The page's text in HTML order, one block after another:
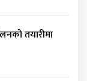
तयारीमा